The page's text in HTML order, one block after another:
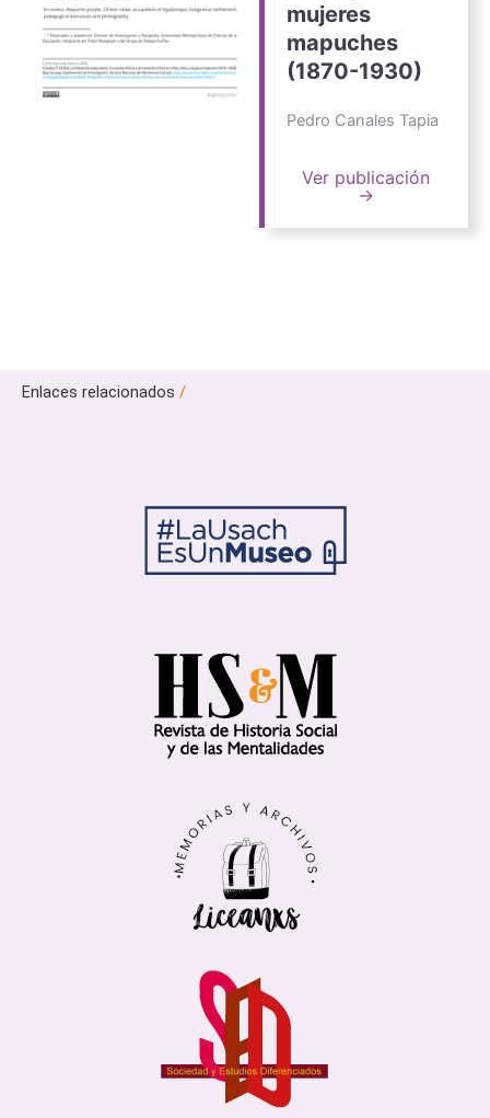
mujeres
mapuches
(1870-1930)
Pedro Canales Tapia
Ver publicación
→
Enlaces relacionados /